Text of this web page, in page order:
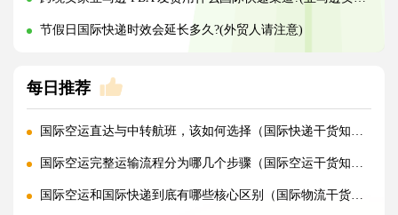
节假日国际快递时效会延长多久?(外贸人请注意)
每日推荐
国际空运直达与中转航班，该如何选择（国际快递干货知识分享）
国际空运完整运输流程分为哪几个步骤（国际空运干货知识分享）
国际空运和国际快递到底有哪些核心区别（国际物流干货知识分享）